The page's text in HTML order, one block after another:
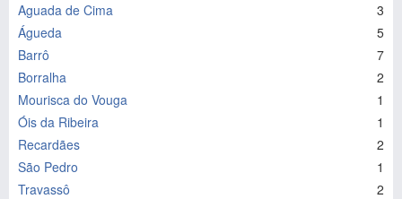
Aguada de Cima
3
Águeda
5
Barrô
7
Borralha
2
Mourisca do Vouga
1
Óis da Ribeira
1
Recardães
2
São Pedro
1
Travassô
2